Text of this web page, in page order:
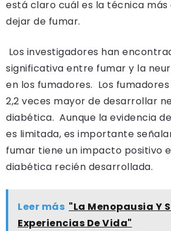
está claro cuál es la técnica
dejar de fumar.
Los investigadores han
significativa entre fumar y la
en los fumadores. Los
2,2 veces mayor de desarrollar
diabética. Aunque la evidencia
es limitada, es importante
fumar tiene un impacto positivo
diabética recién desarrollada.
Leer más "La Menopausia Y
Experiencias De Vida"